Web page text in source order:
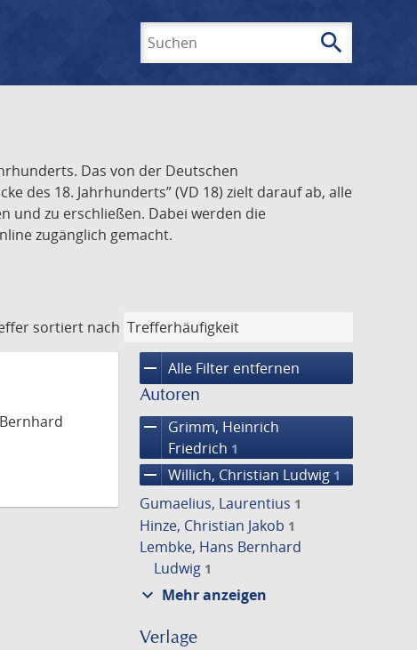
search
Das von der Deutschen
des 18. Jahrhunderts” (VD 18) zielt darauf ab, alle
und zu erschließen. Dabei werden die
zugänglich gemacht.
sortiert nach
remove Alle Filter entfernen
Autoren
remove
Grimm, Heinrich
Friedrich 1
remove Willich, Christian Ludwig 1
Gumaelius, Laurentius 1
Hinze, Christian Jakob 1
Lembke, Hans Bernhard
Ludwig 1
expand_more Mehr anzeigen
Verlage